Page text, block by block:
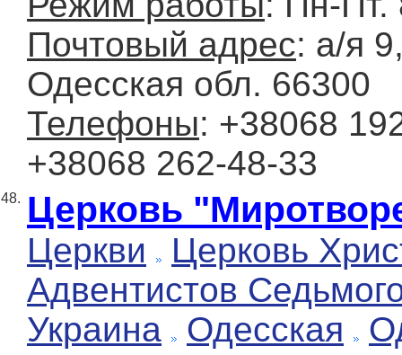
Почтовый адрес: а/я
Одесская обл. 66300
Телефоны: +38068
+38068 262-48-33
48. Церковь
Церкви
Церковь
Адвентистов
Украина
Одесская